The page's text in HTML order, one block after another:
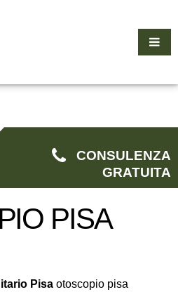
CONSULENZA
GRATUITA
PISA
Pisa otoscopio pisa